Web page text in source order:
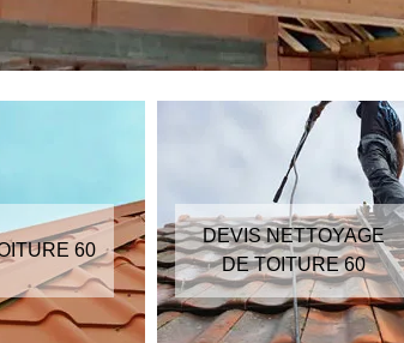
60
DEVIS NETTOYAGE
DE TOITURE 60